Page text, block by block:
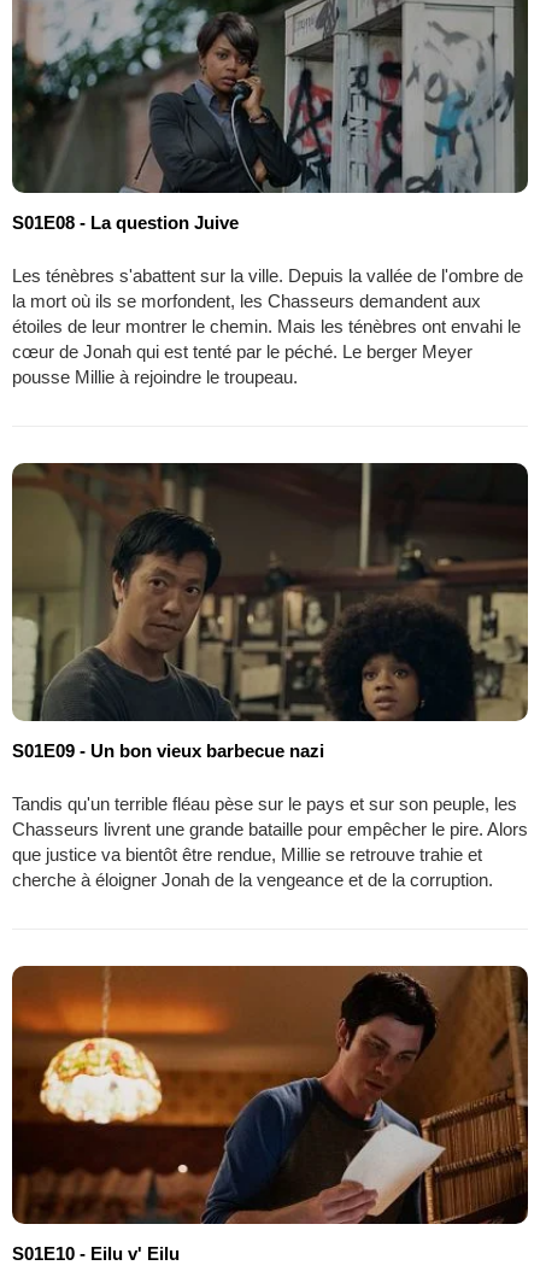
S01E08 - La question Juive
Les ténèbres s'abattent sur la ville. Depuis la vallée de l'ombre de
la mort où ils se morfondent, les Chasseurs demandent aux
étoiles de leur montrer le chemin. Mais les ténèbres ont envahi le
cœur de Jonah qui est tenté par le péché. Le berger Meyer
pousse Millie à rejoindre le troupeau.
S01E09 - Un bon vieux barbecue nazi
Tandis qu'un terrible fléau pèse sur le pays et sur son peuple, les
Chasseurs livrent une grande bataille pour empêcher le pire. Alors
que justice va bientôt être rendue, Millie se retrouve trahie et
cherche à éloigner Jonah de la vengeance et de la corruption.
S01E10 - Eilu v' Eilu